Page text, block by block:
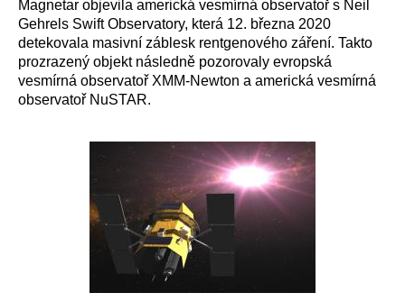
Magnetar objevila americká vesmírná observatoř s Neil
Gehrels Swift Observatory, která 12. března 2020
detekovala masivní záblesk rentgenového záření. Takto
prozrazený objekt následně pozorovaly evropská
vesmírná observatoř XMM-Newton a americká vesmírná
observatoř NuSTAR.